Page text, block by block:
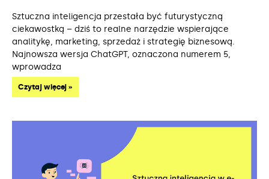
Sztuczna inteligencja przestała być futurystyczną
ciekawostką – dziś to realne narzędzie wspierające
analitykę, marketing, sprzedaż i strategię biznesową.
Najnowsza wersja ChatGPT, oznaczona numerem 5,
wprowadza
Czytaj więcej »